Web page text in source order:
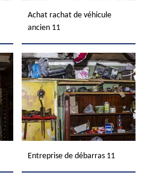
Achat rachat de véhicule
ancien 11
Entreprise de débarras 11